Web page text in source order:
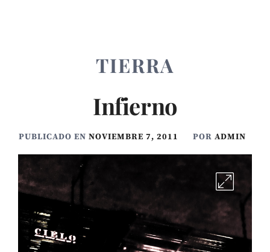
TIERRA
Infierno
PUBLICADO EN NOVIEMBRE 7, 2011 POR ADMIN